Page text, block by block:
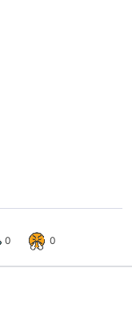
0 0